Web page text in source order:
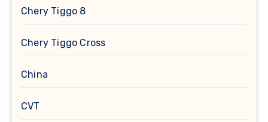
Chery Tiggo 8
Chery Tiggo Cross
China
CVT